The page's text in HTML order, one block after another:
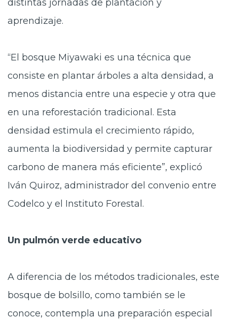
distintas jornadas de plantación y
aprendizaje.
“El bosque Miyawaki es una técnica que
consiste en plantar árboles a alta densidad, a
menos distancia entre una especie y otra que
en una reforestación tradicional. Esta
densidad estimula el crecimiento rápido,
aumenta la biodiversidad y permite capturar
carbono de manera más eficiente”, explicó
Iván Quiroz, administrador del convenio entre
Codelco y el Instituto Forestal.
Un pulmón verde educativo
A diferencia de los métodos tradicionales, este
bosque de bolsillo, como también se le
conoce, contempla una preparación especial